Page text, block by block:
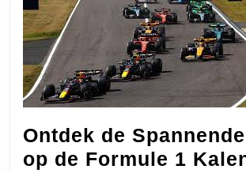
Ontdek de
op de Formule 1